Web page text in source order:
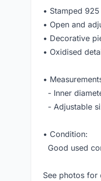
• Stamped 925
• Open and
• Decorative
• Oxidised
•
- Inner
- Adjustable
• Condition:
Good used
See photos for